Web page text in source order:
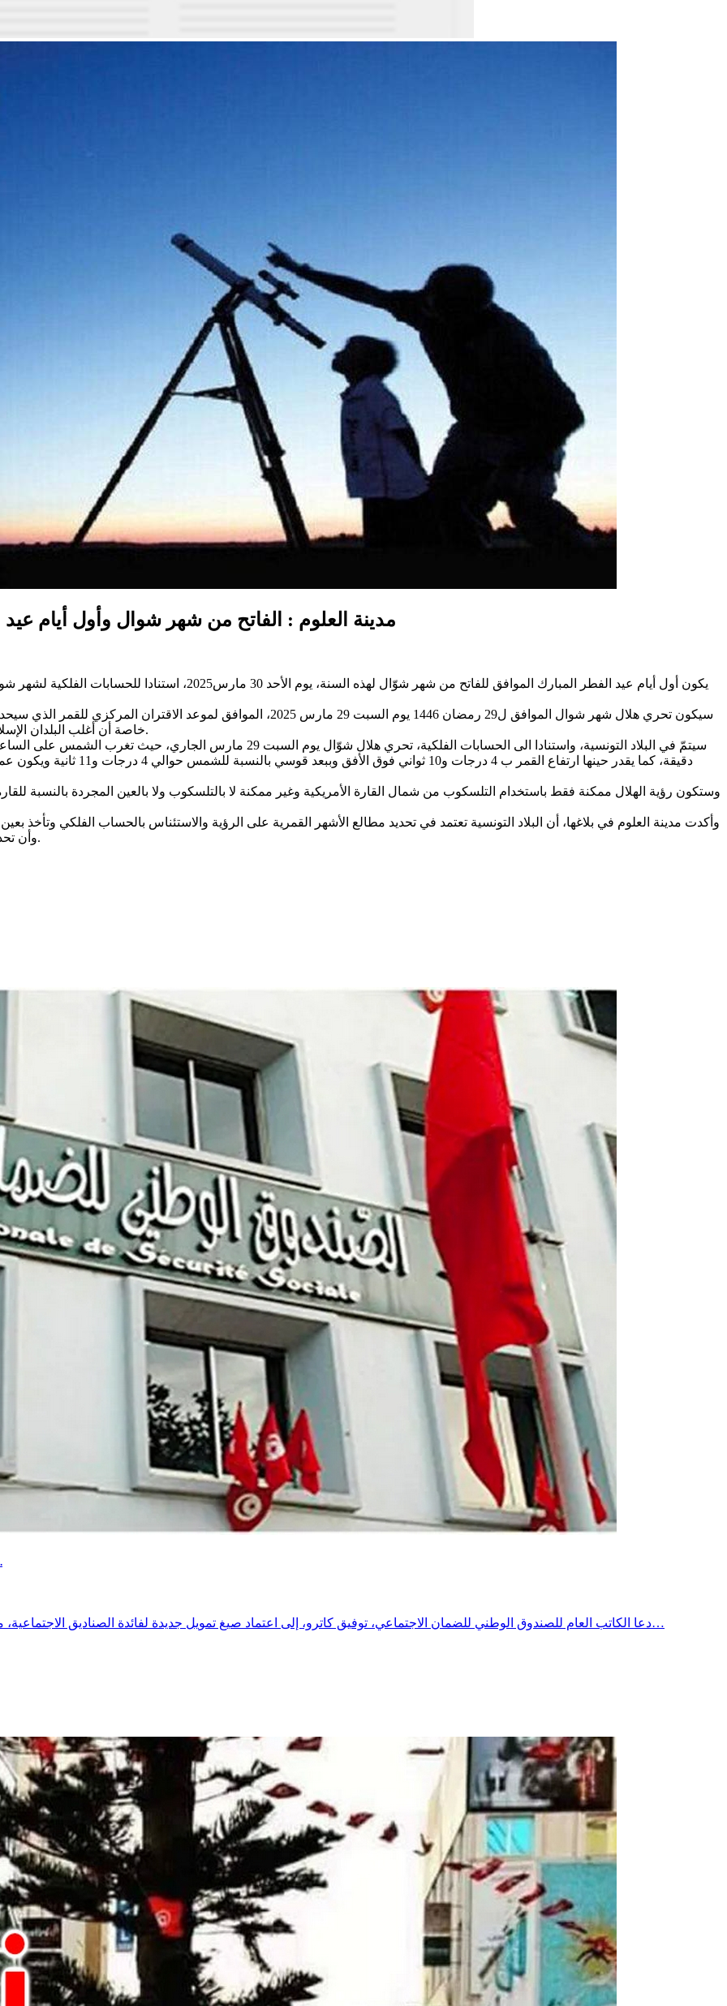
مدينة العلوم : الفاتح من شهر شوال وأول أيام عيد الفطر
خاصة أن أغلب البلدان الإسلامية اعتمدت بداية شهر رمضان يوم 1 مارس 2025، وفق مدينة العلوم.
وستكون رؤية الهلال ممكنة فقط باستخدام التلسكوب من شمال القارة الأمريكية وغير ممكنة لا بالتلسكوب ولا بالعين المجردة بالنسبة للقارة
وأكدت مدينة العلوم في بلاغها، أن البلاد التونسية تعتمد في تحديد مطالع الأشهر القمرية على الرؤية والاستئناس بالحساب الفلكي وتأخذ
وأن تحديد عيد الفطر يبقى من مشمولات المؤسسات العمومية المخولة لذلك.
دعوات إلى صيغ تمويل جديدة ورقمنة الخدمات لضمان استدامة الصناديق الاجتماعية.
دعا الكاتب العام للصندوق الوطني للضمان الاجتماعي، توفيق كاترو، إلى اعتماد صيغ تمويل جديدة لفائدة الصناديق الاجتماعية، مؤكداً أن ذلك أصبح ضرورة لضمان استدامة المنظومة ومواصلة تقديم…